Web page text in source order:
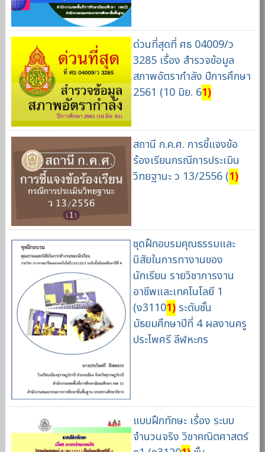
ด่วนที่สุดที่ ศธ 04009/ว
3285 เรื่อง สำรวจข้อมูล
สภาพอัตรากำลัง ปีการศึกษา
2561 (10 มิย. 61)
สถานี ก.ค.ศ. การชี้แจงข้อ
ร้องเรียนกรณีการประเมิน
วิทยฐานะ ว 13/2556 (1)
ชุดฝึกอบรมคุณธรรมและ
นิสัยในการทางานของ
นักเรียน รายวิชาการงาน
อาชีพและเทคโนโลยี 1
(ง31101)ระดับชั้น
มัธยมศึกษาปีที่ 4 ผลงานครู
ประไพศรี ลีฬหะกร
แบบฝึกทักษะ เรื่อง ระบบ
จำนวนจริง วิชาคณิตศาสตร์